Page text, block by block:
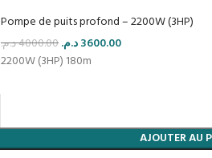
Pompe de puits profond – 2200W (3HP)
4000.00د.م. 3600.00د.م.
2200W (3HP) 180m
AJOUTER AU